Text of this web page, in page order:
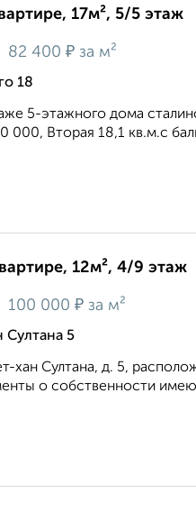
17м², 5/5 этаж
82 400 ₽ за м²
18
5-этажного дома
000, Вторая 18,1 кв.м.с
12м², 4/9 этаж
100 000 ₽ за м²
5
хан Султана, д. 5,
о собственности